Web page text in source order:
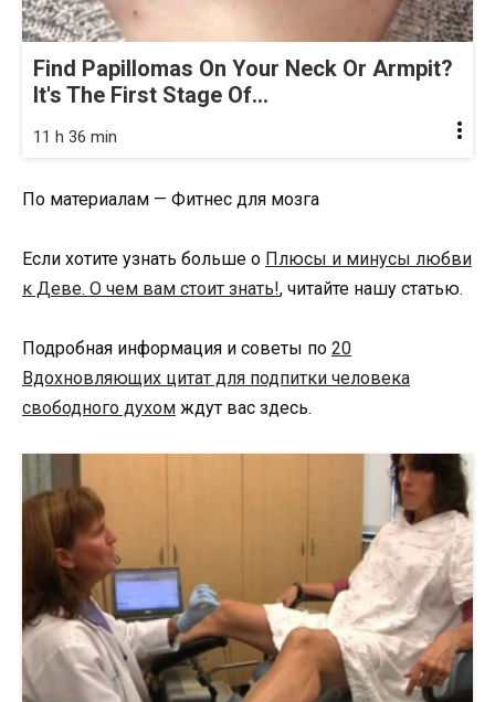
Find Papillomas On Your Neck Or Armpit?
It's The First Stage Of...
11 h 36 min
По материалам — Фитнес для мозга
Если хотите узнать больше о Плюсы и минусы любви
к Деве. О чем вам стоит знать!, читайте нашу статью.
Подробная информация и советы по 20
Вдохновляющих цитат для подпитки человека
свободного духом ждут вас здесь.